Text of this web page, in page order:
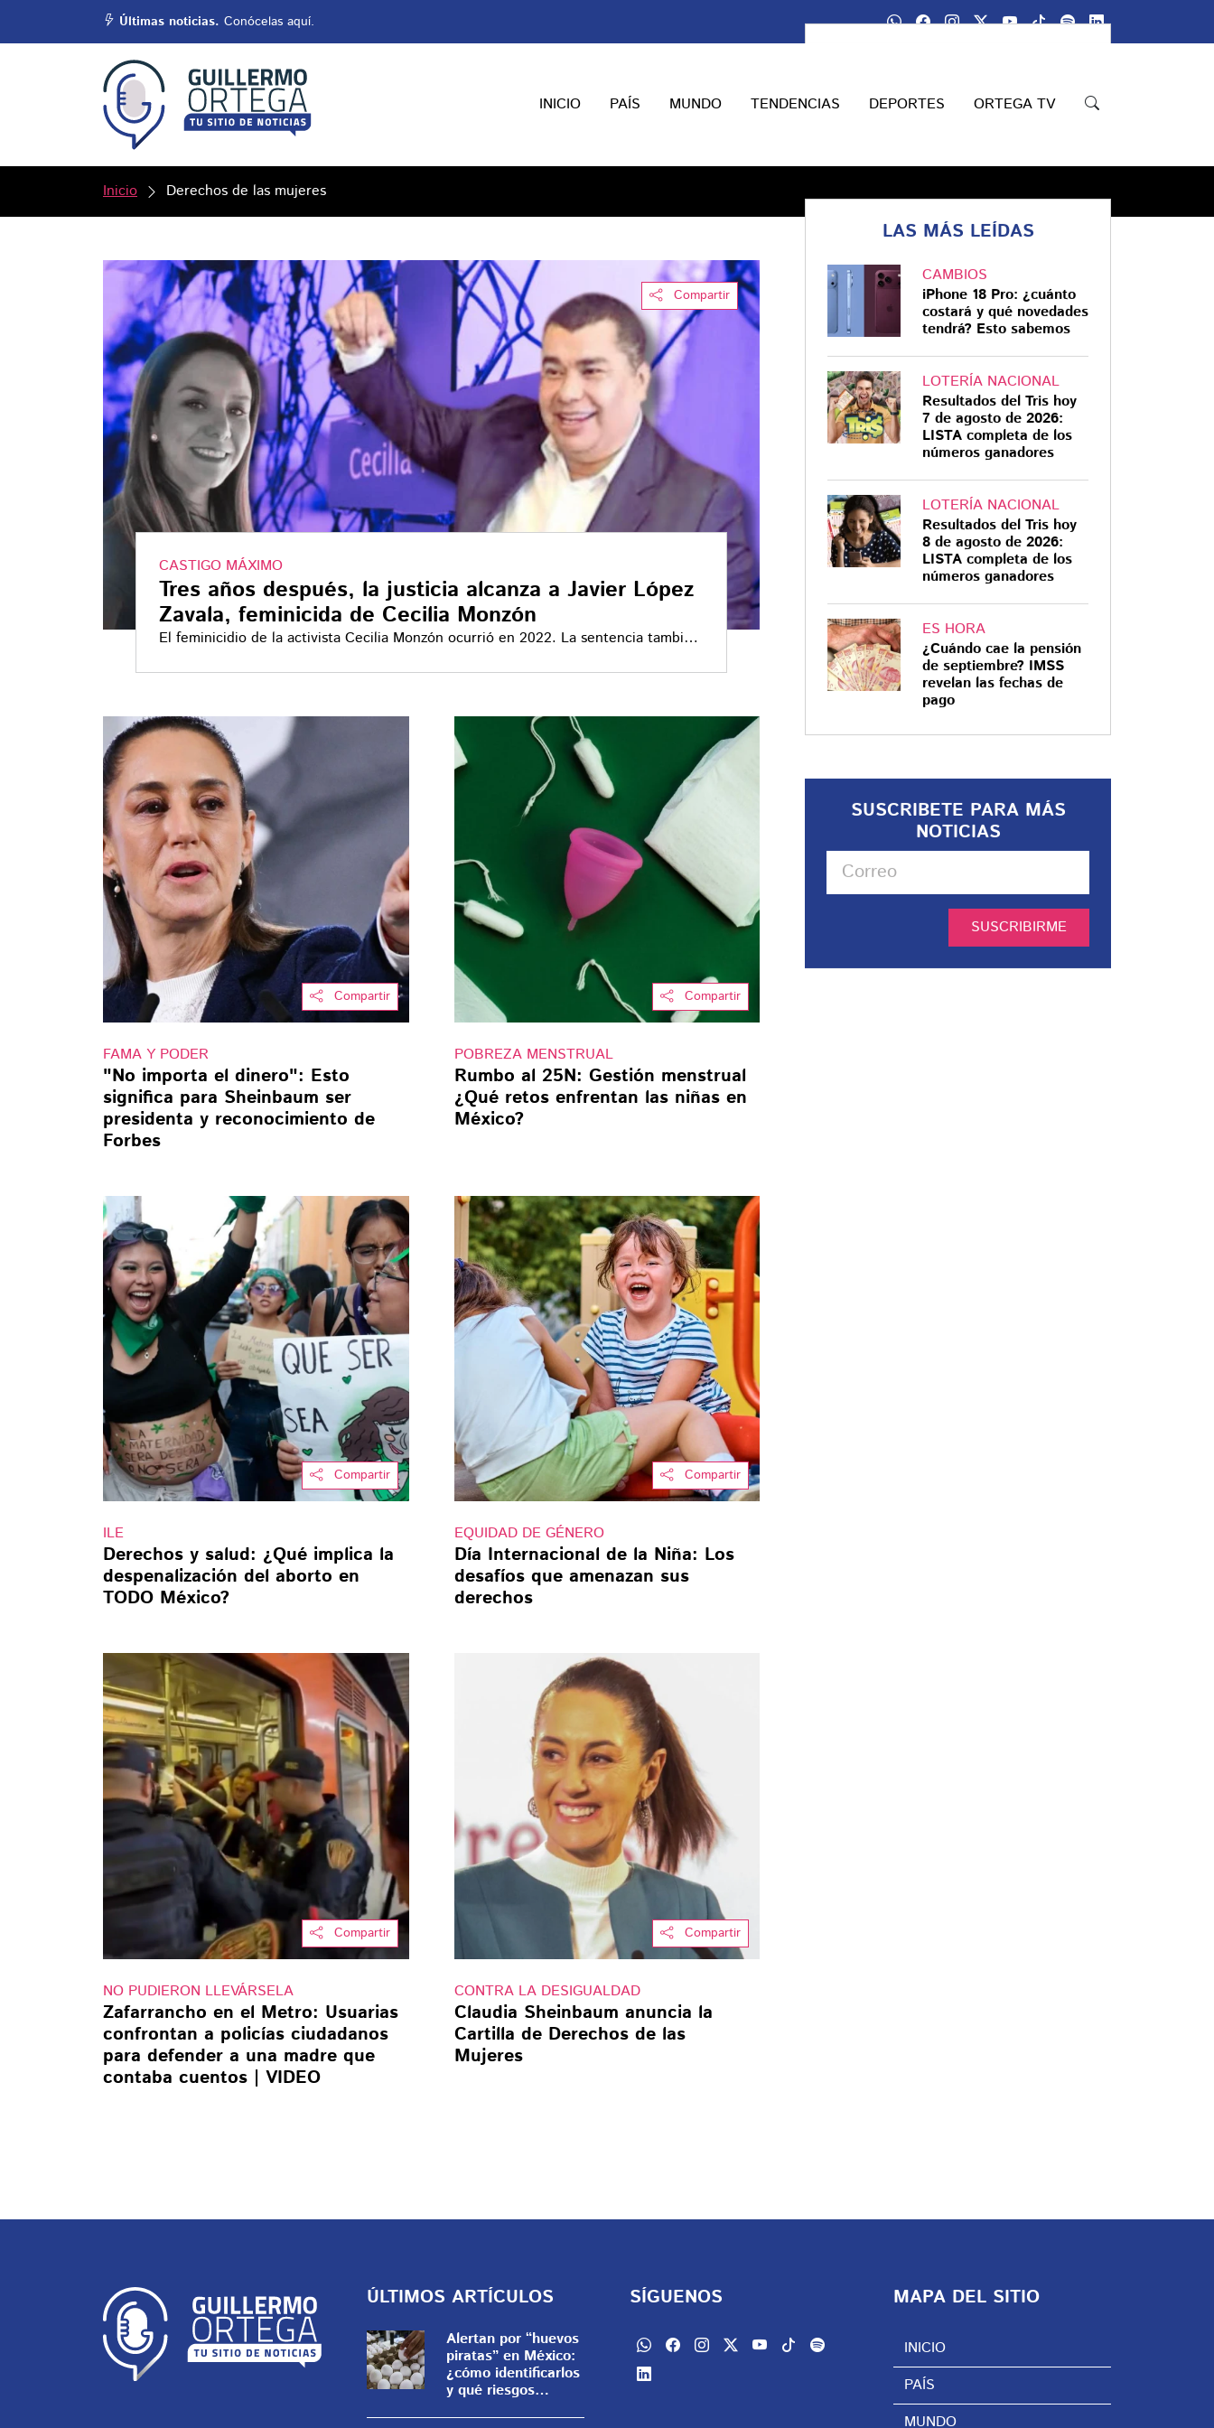
Últimas noticias. Conócelas aquí.
INICIO PAÍS MUNDO TENDENCIAS DEPORTES ORTEGA TV
Inicio Derechos de las mujeres
Compartir
CASTIGO MÁXIMO
Tres años después, la justicia alcanza a Javier López
Zavala, feminicida de Cecilia Monzón
El feminicidio de la activista Cecilia Monzón ocurrió en 2022. La sentencia también
Compartir
8 DE MARZO
Día de la Mujer: el
origen de una lucha
por la igualdad
El 8M tiene raíces históricas en la
lucha de las mujeres por mejores
condiciones laborales, el derecho
al voto y la equidad
Compartir
FAMA Y PODER
"No importa el dinero": Esto
significa para Sheinbaum ser
presidenta y reconocimiento de
Forbes
Compartir
POBREZA MENSTRUAL
Rumbo al 25N: Gestión menstrual
¿Qué retos enfrentan las niñas en
México?
Compartir
ILE
Derechos y salud: ¿Qué implica la
despenalización del aborto en
TODO México?
Compartir
EQUIDAD DE GÉNERO
Día Internacional de la Niña: Los
desafíos que amenazan sus
derechos
Compartir
NO PUDIERON LLEVÁRSELA
Zafarrancho en el Metro: Usuarias
confrontan a policías ciudadanos
para defender a una madre que
contaba cuentos | VIDEO
Compartir
CONTRA LA DESIGUALDAD
Claudia Sheinbaum anuncia la
Cartilla de Derechos de las
Mujeres
WhatsApp
LAS MÁS LEÍDAS
CAMBIOS
iPhone 18 Pro: ¿cuánto
costará y qué novedades
tendrá? Esto sabemos
LOTERÍA NACIONAL
Resultados del Tris hoy
7 de agosto de 2026:
LISTA completa de los
números ganadores
LOTERÍA NACIONAL
Resultados del Tris hoy
8 de agosto de 2026:
LISTA completa de los
números ganadores
ES HORA
¿Cuándo cae la pensión
de septiembre? IMSS
revelan las fechas de
pago
SUSCRIBETE PARA MÁS
NOTICIAS
SUSCRIBIRME
ÚLTIMOS ARTÍCULOS
Alertan por “huevos
piratas” en México:
¿cómo identificarlos
y qué riesgos
SÍGUENOS MAPA DEL SITIO
INICIO
PAÍS
MUNDO